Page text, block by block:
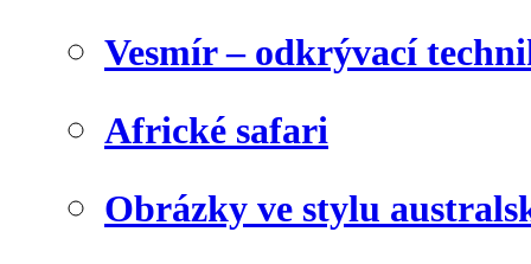
Vesmír – odkrývací
Africké safari
Obrázky ve stylu